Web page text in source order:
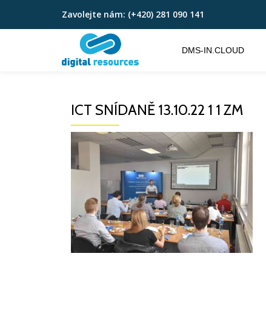
Přeskočit
Zavolejte nám: (+420) 281 090 141
DMS-IN.CLOUD
ICT SNÍDANĚ 13.10.22 1 1 ZM